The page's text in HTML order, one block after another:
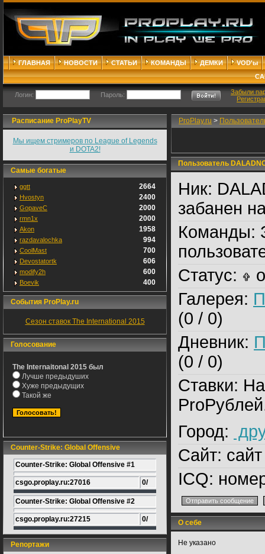
ГЛАВНАЯ НОВОСТИ СТАТЬИ КОМАНДЫ ДЕМКИ
VOD'ы
Логин: Пароль:
Забыли
Расписание ProPlayTV
Мы ищем стримеров по League of Legends
и DOTA2!
Самые богатые
ggtt 2664
Hvostyn 2400
GopaveC 2000
rmn1x 2000
Akon 1958
razdavalochka 994
CoolMast 700
Devostatortk 606
modify2h 600
Boevik 400
События ProPlay.ru
Сезон ставок The International 2015
Голосование
The Internaitonal 2015 был
Лучше предыдуших
Хуже предыдущих
Такой же
Counter-Strike: Global Offensive
Counter-Strike: Global Offensive #1
csgo.proplay.ru:27016 0/
Counter-Strike: Global Offensive #2
csgo.proplay.ru:27215 0/
Репортажи
ProPlay.ru >
Пользователь
Ник:
забанен
Команды:
Статус:
Галерея:
(0 / 0)
Дневник:
(0 / 0)
Ставки:
Город:
Сайт:
ICQ:
О себе
Не указано